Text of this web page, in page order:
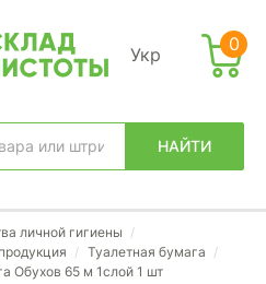
Укр
НАЙТИ
вход
0
личной гигиены /
/ Туалетная бумага /
Обухов 65 м 1слой 1 шт